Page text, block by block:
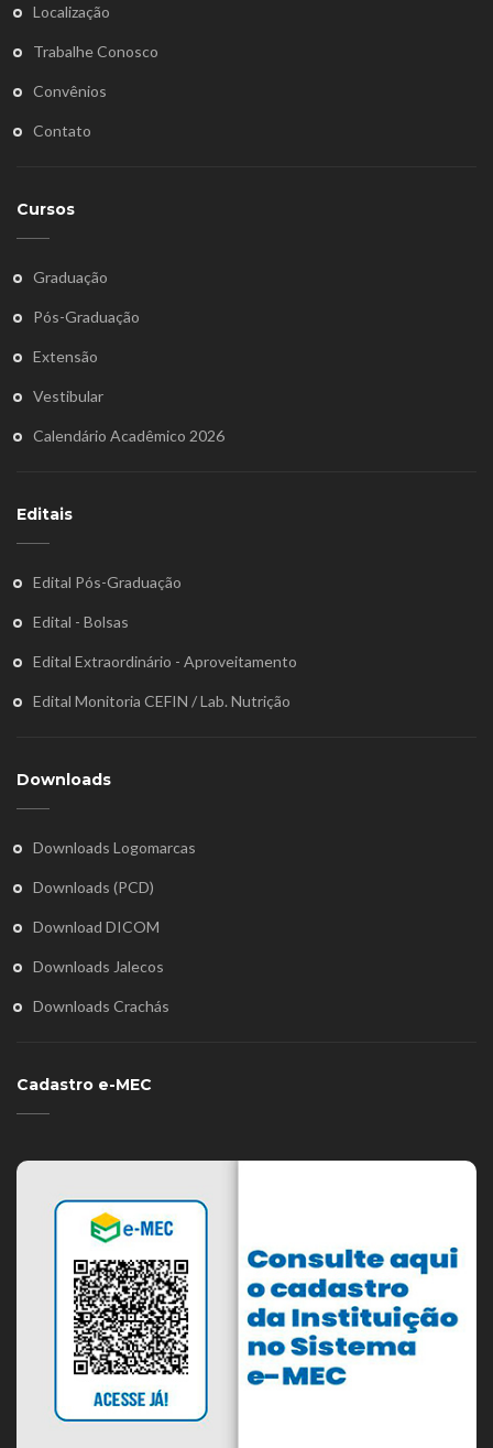
Localização
Trabalhe Conosco
Convênios
Contato
Cursos
Graduação
Pós-Graduação
Extensão
Vestibular
Calendário Acadêmico 2026
Editais
Edital Pós-Graduação
Edital - Bolsas
Edital Extraordinário - Aproveitamento
Edital Monitoria CEFIN / Lab. Nutrição
Downloads
Downloads Logomarcas
Downloads (PCD)
Download DICOM
Downloads Jalecos
Downloads Crachás
Cadastro e-MEC